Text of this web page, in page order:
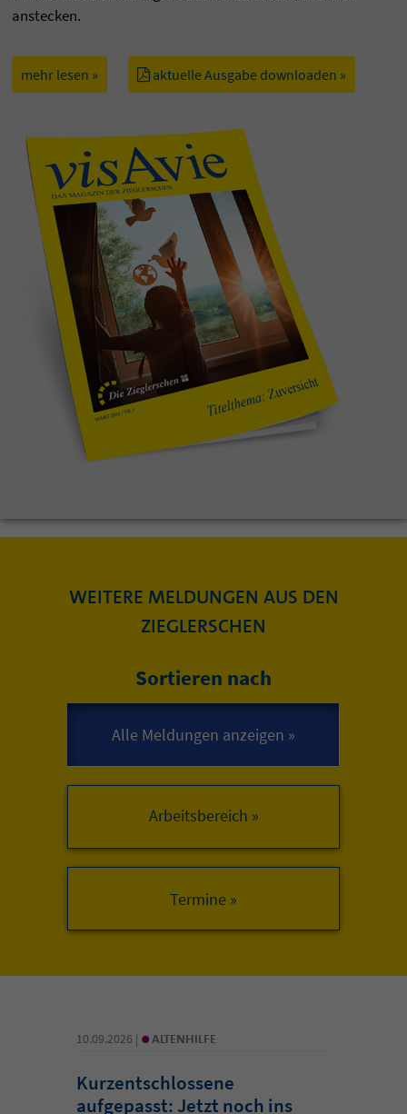
anstecken.
mehr lesen » aktuelle Ausgabe downloaden »
WEITERE MELDUNGEN AUS DEN
ZIEGLERSCHEN
Sortieren nach
Arbeitsbereich »
10.09.2026 | • ALTENHILFE
Kurzentschlossene
aufgepasst: Jetzt noch ins